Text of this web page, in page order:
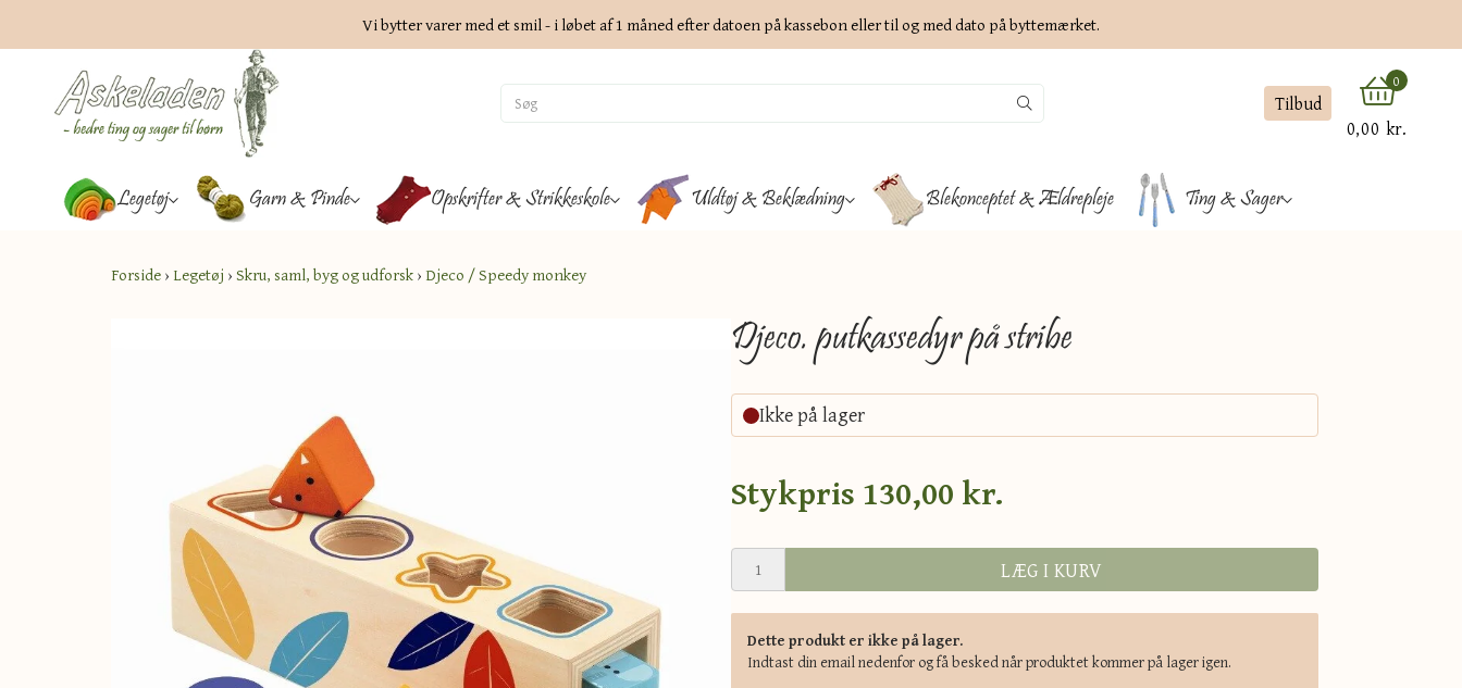
Vi bytter varer med et smil - i løbet af 1 måned efter datoen på kassebon eller til og med dato på byttemærket.
Tilbud
0
0,00 kr.
Legetøj Garn & Pinde Opskrifter & Strikkeskole Uldtøj & Beklædning Blekonceptet & Ældrepleje Ting & Sager
Forside› Legetøj ›Skru, saml, byg og udforsk›Djeco / Speedy monkey
Djeco. putkassedyr på stribe
Ikke på lager
Stykpris 130,00 kr.
LÆG I KURV
Dette produkt er ikke på lager.
Indtast din email nedenfor og få besked når produktet kommer på lager igen.